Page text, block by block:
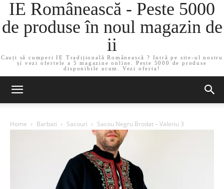
IE Românească - Peste 5000
de produse în noul magazin de
ii
Cauți să cumperi IE Tradițională Românească ? Intră pe site-ul nostru
și vezi ofertele a 5 magazine online. Peste 5000 de produse
disponibile acum. Vezi oferta!
Home Barbati Sacouri Sacou Negru Brodat – Valeriu 3